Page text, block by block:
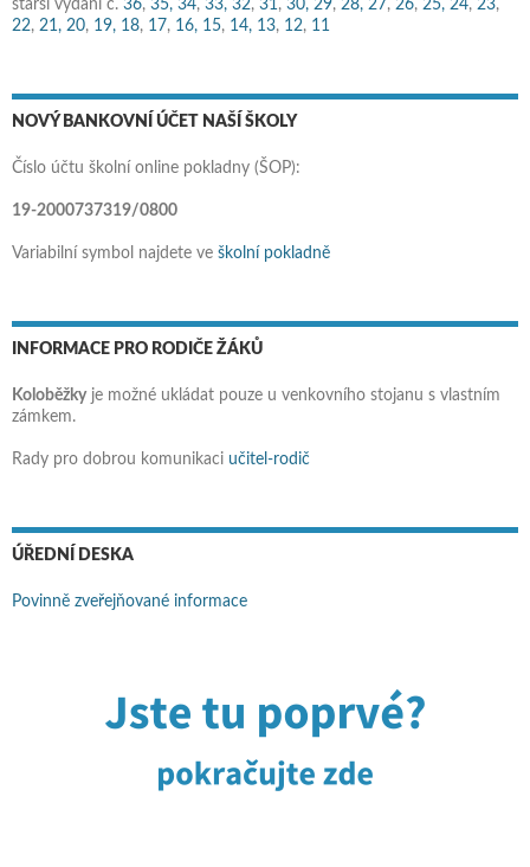
starší vydání č. 36, 35, 34, 33, 32, 31 , 30, 29, 28, 27, 26, 25, 24, 23,
22, 21, 20, 19, 18, 17, 16, 15, 14, 13, 12, 11
NOVÝ BANKOVNÍ ÚČET NAŠÍ ŠKOLY
Číslo účtu školní online pokladny (ŠOP):
19-2000737319/0800
Variabilní symbol najdete ve školní pokladně
INFORMACE PRO RODIČE ŽÁKŮ
Koloběžkyje možné ukládat pouze u venkovního stojanu s vlastním
zámkem.
Rady pro dobrou komunikaci učitel-rodič
ÚŘEDNÍ DESKA
Povinně zveřejňované informace